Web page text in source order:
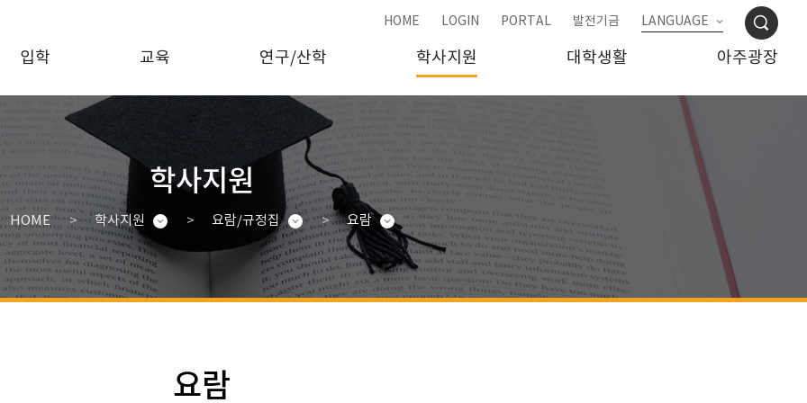
HOME LOGIN PORTAL 발전기금 LANGUAGE
입학 교육 연구/산학 학사지원 대학생활 아주광장
학사지원
HOME 학사지원 요람/규정집 요람
요람